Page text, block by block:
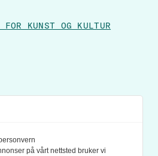
FOR KUNST OG KULTUR
på vårt nettsted bruker vi